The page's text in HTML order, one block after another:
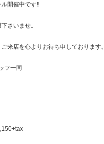
開催中です‼︎
さいませ。
来店を心よりお待ち申しております。
フ一同